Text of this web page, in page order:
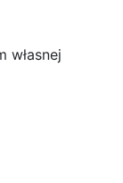
własnej